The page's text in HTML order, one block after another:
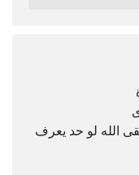
الله لو حد يعرف